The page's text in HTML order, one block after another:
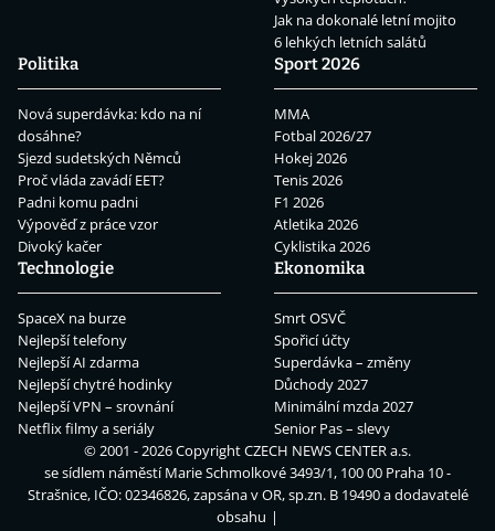
Jak na dokonalé letní mojito
6 lehkých letních salátů
Politika
Nová superdávka: kdo na ní
dosáhne?
Sjezd sudetských Němců
Proč vláda zavádí EET?
Padni komu padni
Výpověď z práce vzor
Divoký kačer
Sport 2026
MMA
Fotbal 2026/27
Hokej 2026
Tenis 2026
F1 2026
Atletika 2026
Cyklistika 2026
Technologie
SpaceX na burze
Nejlepší telefony
Nejlepší AI zdarma
Nejlepší chytré hodinky
Nejlepší VPN – srovnání
Netflix filmy a seriály
Ekonomika
Smrt OSVČ
Spořicí účty
Superdávka – změny
Důchody 2027
Minimální mzda 2027
Senior Pas – slevy
© 2001 - 2026 CopyrightCZECH NEWS CENTER a.s.
se sídlem náměstí Marie Schmolkové 3493/1, 100 00 Praha 10 -
Strašnice, IČO: 02346826, zapsána v OR, sp.zn. B 19490 a dodavatelé
obsahu